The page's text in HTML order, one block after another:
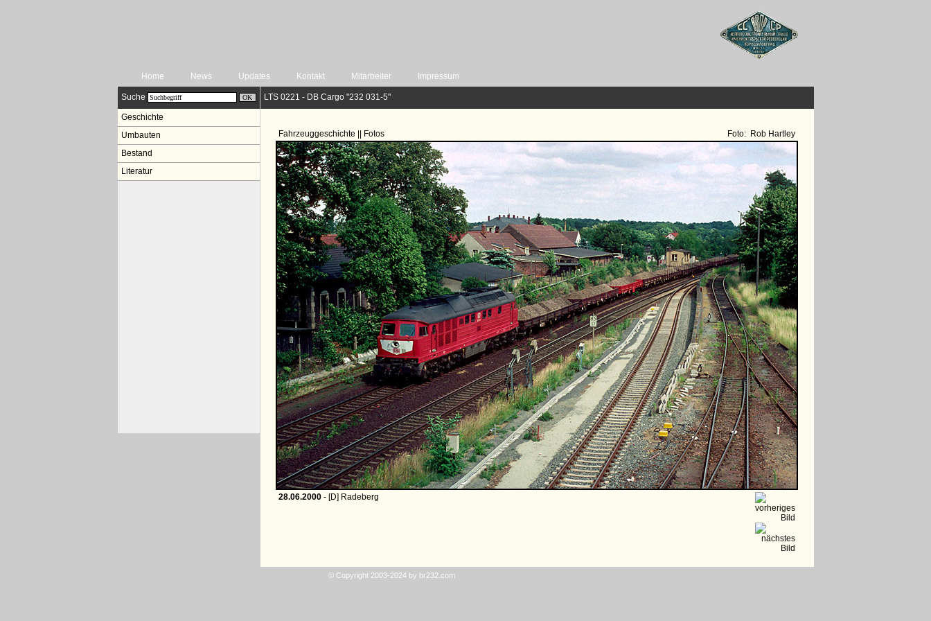
Home News Updates Kontakt Mitarbeiter Impressum
Suche
Geschichte
Umbauten
Bestand
Literatur
LTS 0221 - DB Cargo "232 031-5"
Fahrzeuggeschichte || Fotos Foto: Rob Hartley
28.06.2000 - [D] Radeberg
© Copyright 2003-2024 by br232.com